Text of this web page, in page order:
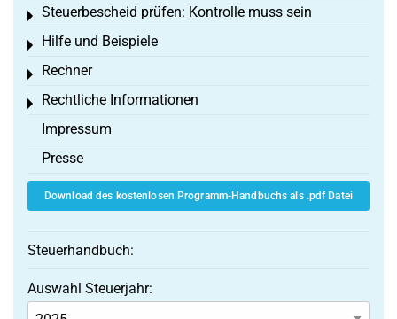
Steuerbescheid prüfen: Kontrolle muss sein
Toggle menu
Hilfe und Beispiele
Toggle menu
Rechner
Toggle menu
Rechtliche Informationen
Toggle menu
Impressum
Presse
Download des kostenlosen Programm-Handbuchs als .pdf Datei
Steuerhandbuch:
Auswahl Steuerjahr: